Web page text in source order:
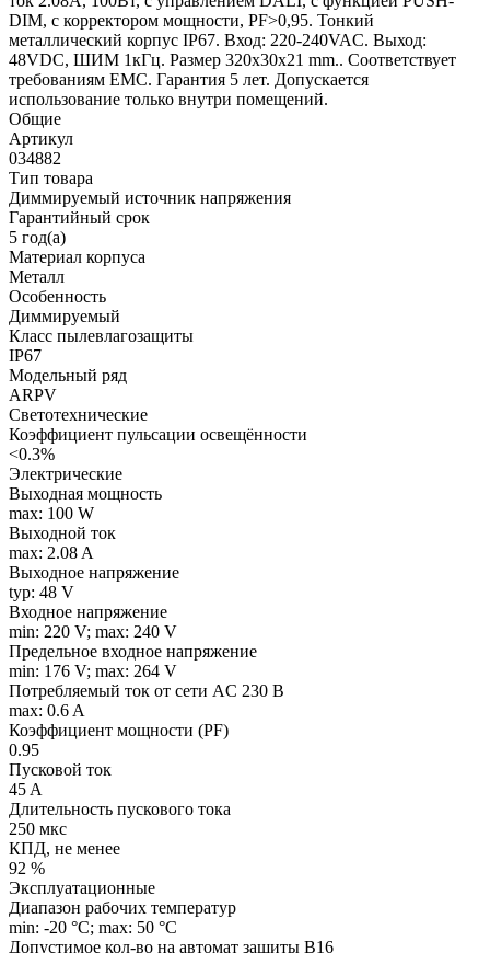
DIM, с корректором мощности, PF>0,95. Тонкий
металлический корпус IP67. Вход: 220-240VAC. Выход:
48VDC, ШИМ 1кГц. Размер 320х30х21 mm.. Соответствует
требованиям EMC. Гарантия 5 лет. Допускается
использование только внутри помещений.
Общие
Артикул
034882
Тип товара
Диммируемый источник напряжения
Гарантийный срок
5 год(а)
Материал корпуса
Металл
Особенность
Диммируемый
Класс пылевлагозащиты
IP67
Модельный ряд
ARPV
Светотехнические
Коэффициент пульсации освещённости
<0.3%
Электрические
Выходная мощность
max: 100 W
Выходной ток
max: 2.08 A
Выходное напряжение
typ: 48 V
Входное напряжение
min: 220 V; max: 240 V
Предельное входное напряжение
min: 176 V; max: 264 V
Потребляемый ток от сети AC 230 В
max: 0.6 A
Коэффициент мощности (PF)
0.95
Пусковой ток
45 A
Длительность пускового тока
250 мкс
КПД, не менее
92 %
Эксплуатационные
Диапазон рабочих температур
min: -20 °C; max: 50 °C
Допустимое кол-во на автомат защиты B16